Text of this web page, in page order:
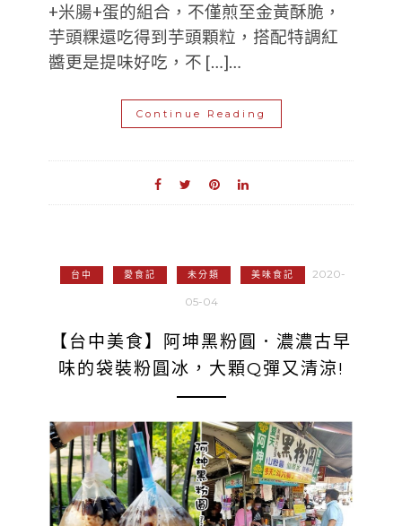
+米腸+蛋的組合，不僅煎至金黃酥脆，
芋頭粿還吃得到芋頭顆粒，搭配特調紅
醬更是提味好吃，不 […]…
Continue Reading
台中 愛食記 未分類 美味食記 2020-
05-04
【台中美食】阿坤黑粉圓．濃濃古早
味的袋裝粉圓冰，大顆Q彈又清涼!